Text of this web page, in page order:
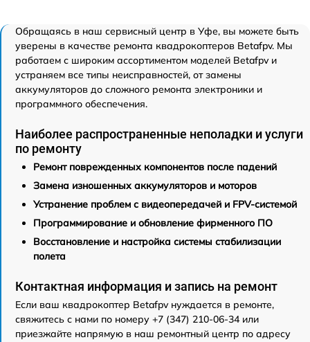
Обращаясь в наш сервисный центр в Уфе, вы можете быть
уверены в качестве ремонта квадрокоптеров Betafpv. Мы
работаем с широким ассортиментом моделей Betafpv и
устраняем все типы неисправностей, от замены
аккумуляторов до сложного ремонта электроники и
программного обеспечения.
Наиболее распространенные неполадки и услуги
по ремонту
Ремонт поврежденных компонентов после падений
Замена изношенных аккумуляторов и моторов
Устранение проблем с видеопередачей и FPV-системой
Программирование и обновление фирменного ПО
Восстановление и настройка системы стабилизации
полета
Контактная информация и запись на ремонт
Если ваш квадрокоптер Betafpv нуждается в ремонте,
свяжитесь с нами по номеру +7 (347) 210-06-34 или
приезжайте напрямую в наш ремонтный центр по адресу